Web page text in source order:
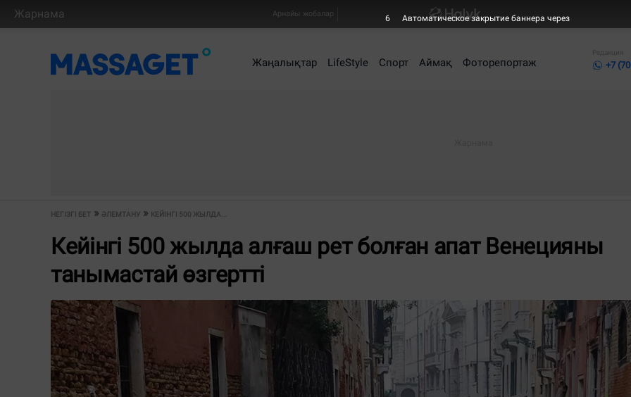
Жарнама Арнайы жобалар
Жаңалықтар LifeStyle Спорт Аймақ Фоторепортаж
Редакция
+7
НЕГІЗГІ БЕТ ӘЛЕМТАНУ КЕЙІНГІ 500 ЖЫЛДА...
Кейінгі 500 жылда алғаш рет болған апат Венецияны
танымастай өзгертті
4 Автоматическое закрытие баннера через